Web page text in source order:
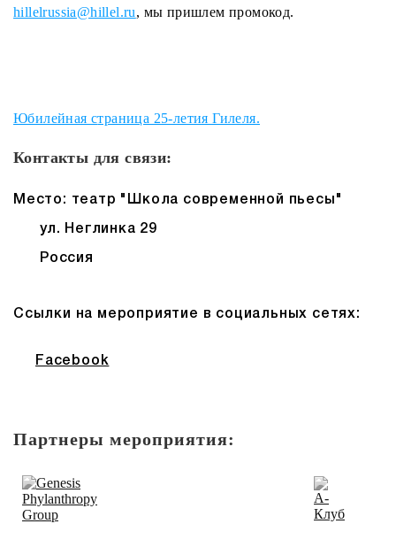
hillelrussia@hillel.ru, мы пришлем промокод.
Юбилейная страница 25-летия Гилеля.
Контакты для связи:
Место: театр "Школа современной пьесы"
ул. Неглинка 29
Россия
Ссылки на мероприятие в социальных сетях:
Facebook
Партнеры мероприятия: